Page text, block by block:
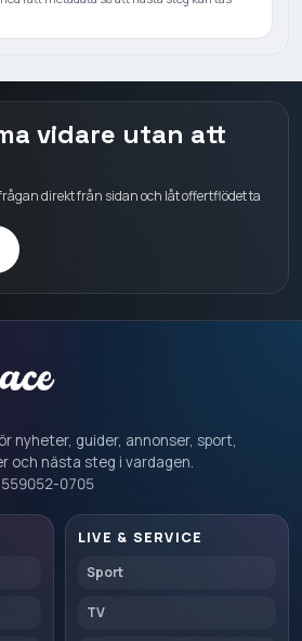
vidare utan att
direkt från sidan och låt offertflödet ta
nyheter, guider, annonser, sport,
och nästa steg i vardagen.
559052-0705
LIVE & SERVICE
Sport
TV